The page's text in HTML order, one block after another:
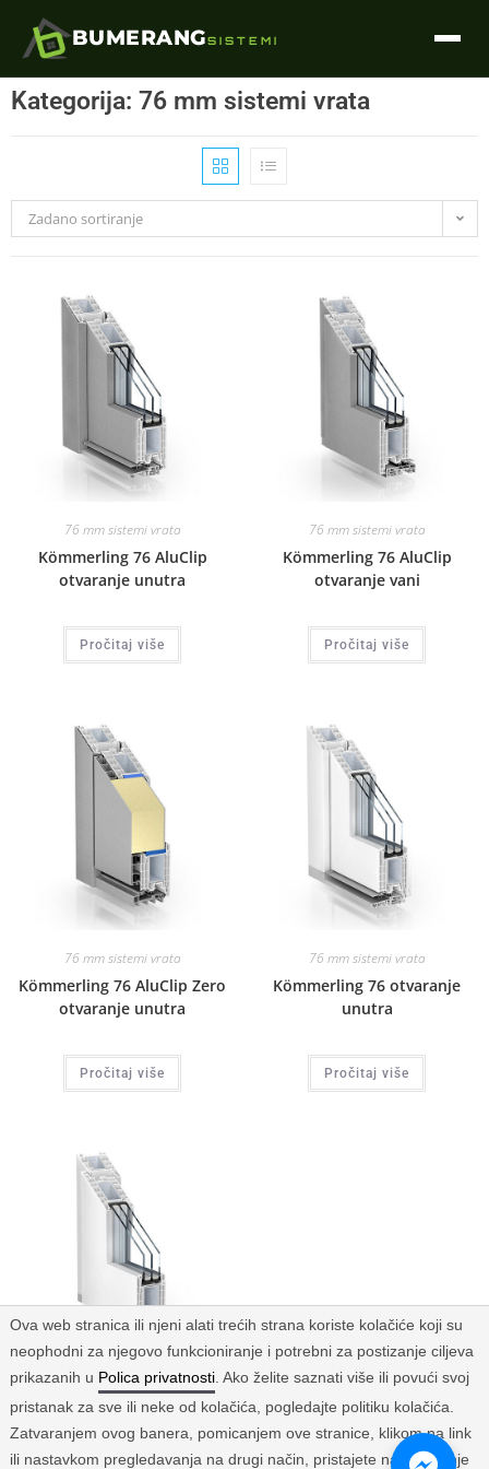
BUMERANGSISTEMI
Kategorija: 76 mm sistemi vrata
Zadano sortiranje
76 mm sistemi vrata
Kömmerling 76 AluClip
otvaranje unutra
Pročitaj više
76 mm sistemi vrata
Kömmerling 76 AluClip
otvaranje vani
Pročitaj više
76 mm sistemi vrata
Kömmerling 76 AluClip Zero
otvaranje unutra
Pročitaj više
76 mm sistemi vrata
Kömmerling 76 otvaranje
unutra
Pročitaj više
76 mm sistemi vrata
Kömmerling 76 Otvaranje
vani
Ova web stranica ili njeni alati trećih strana koriste kolačiće koji su
neophodni za njegovo funkcioniranje i potrebni za postizanje ciljeva
prikazanih u Polica privatnosti. Ako želite saznati više ili povući svoj
pristanak za sve ili neke od kolačića, pogledajte politiku kolačića.
Zatvaranjem ovog banera, pomicanjem ove stranice, klikom na link
ili nastavkom pregledavanja na drugi način, pristajete na korištenje